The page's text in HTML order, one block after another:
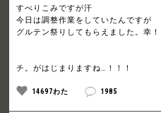
すべりこみですが汗
今日は調整作業をしていたんですが
グルテン祭りしてもらえました。幸！
チ。がはじまりますね…！！！
14697わた 1985